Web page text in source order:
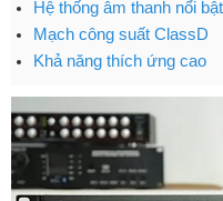
Hệ thống âm thanh nổi bật
Mạch công suất ClassD
Khả năng thích ứng cao